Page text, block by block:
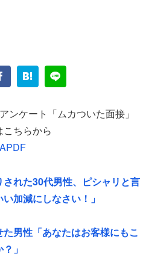
く、候補者のプライベートに
災難な出来事だったと言え
ろんお断り。男性は、
の気持ちももう少しだけ理解
の後、男性は別の企業の面接
撃の経験をした。
ンケート「ムカついた面接」
こちらから
れた30代男性、ピシャリと言
加減にしなさい！」
男性「あなたはお客様にもこ
」